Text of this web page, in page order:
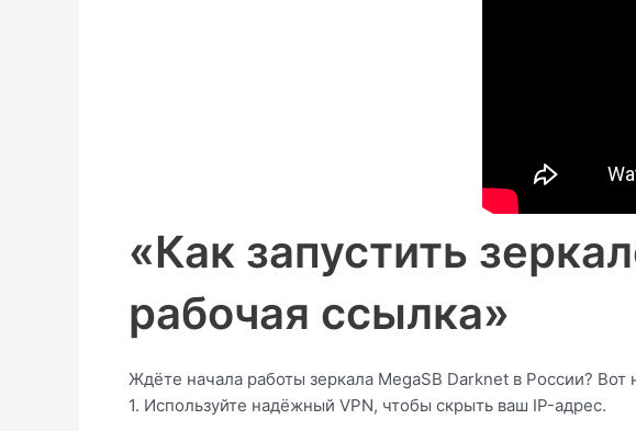
«Как запустить
рабочая ссылка»
Ждёте начала работы зеркала MegaSB Darknet в России? Вот
1. Используйте надёжный VPN, чтобы скрыть ваш IP-адрес.